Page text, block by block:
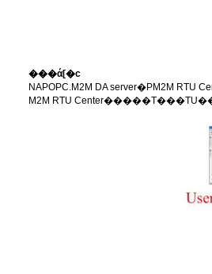
���ά[�c
M2M RTU